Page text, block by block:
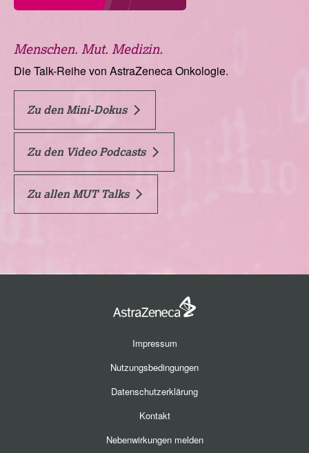
Menschen. Mut. Medizin.
Die Talk-Reihe von AstraZeneca Onkologie.
Zu den Mini-Dokus
Zu den Video Podcasts
Zu allen MUT Talks
Impressum
Nutzungsbedingungen
Datenschutzerklärung
Kontakt
Nebenwirkungen melden